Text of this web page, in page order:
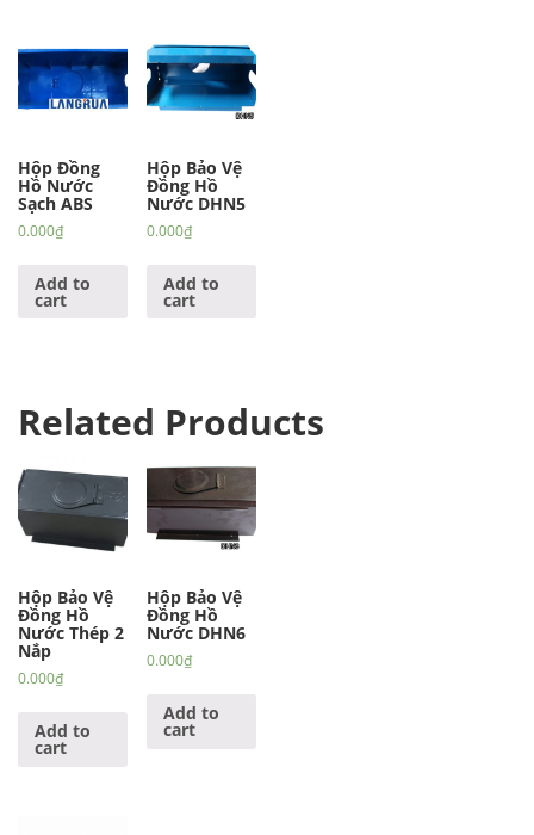
Hộp Đồng
Hồ Nước
Sạch ABS
0.000₫
Add to
cart
Hộp Bảo Vệ
Đồng Hồ
Nước DHN5
0.000₫
Add to
cart
Related Products
Hộp Bảo Vệ
Đồng Hồ
Nước Thép 2
Nắp
0.000₫
Add to
cart
Hộp Bảo Vệ
Đồng Hồ
Nước DHN6
0.000₫
Add to
cart